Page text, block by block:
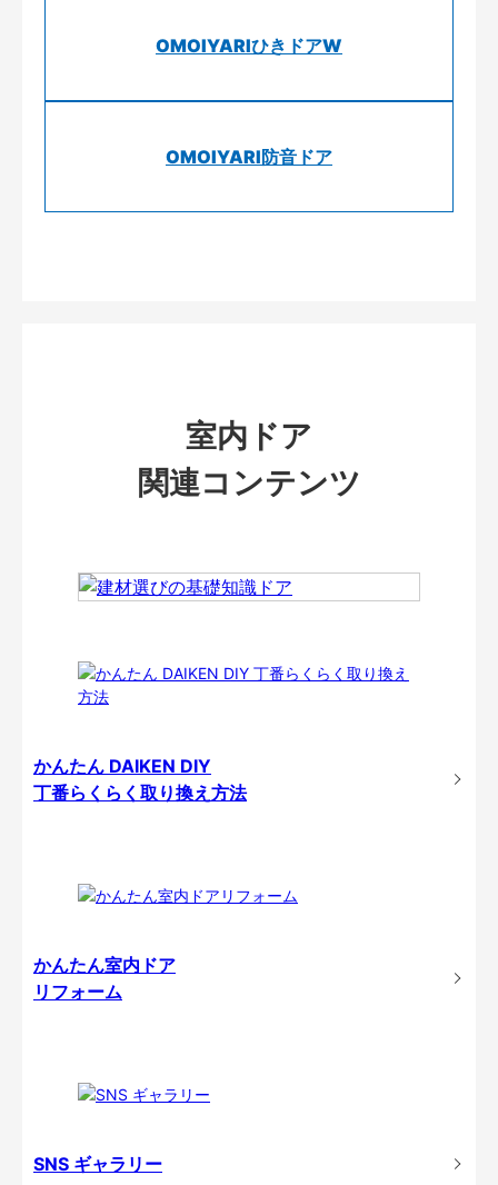
OMOIYARIひきドアW
OMOIYARI防音ドア
室内ドア
関連コンテンツ
かんたん DAIKEN DIY
丁番らくらく取り換え方法
かんたん室内ドア
リフォーム
SNS ギャラリー